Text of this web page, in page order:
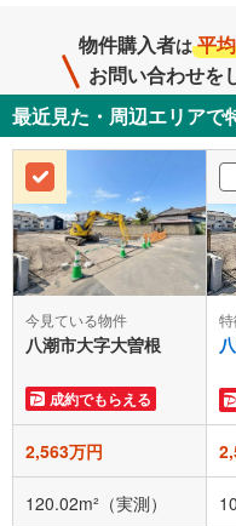
物件購入者は 平
お問い合わせを
最近見た・周辺エリアで
今見ている物件
八潮市大字大曽根
成約でもらえる
2,563万円
120.02m²（実測）